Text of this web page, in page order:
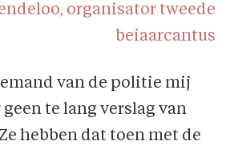
organisator tweede
beiaarcantus
van de politie mij
geen te lang verslag van
hebben dat toen met de